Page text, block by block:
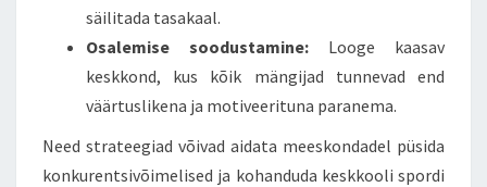
säilitada tasakaal.
Osalemise soodustamine: Looge kaasav
keskkond, kus kõik mängijad tunnevad end
väärtuslikena ja motiveerituna paranema.
Need strateegiad võivad aidata meeskondadel püsida
konkurentsivõimelised ja kohanduda keskkooli spordi